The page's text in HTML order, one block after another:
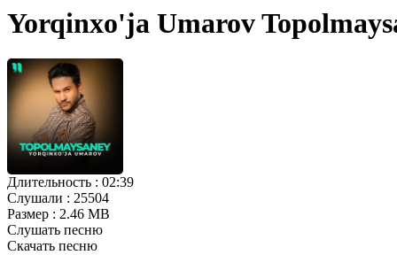
Yorqinxo'ja Umarov
Длительность : 02:39
Слушали : 25504
Размер : 2.46 MB
Слушать песню
Скачать песню